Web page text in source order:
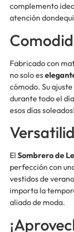
complemento
atención
Fabricado con
no solo es
cómodo. Su
durante todo el
esos días soleados!
El Sombrero de
perfección con
vestidos de
importa la
aliado de moda.